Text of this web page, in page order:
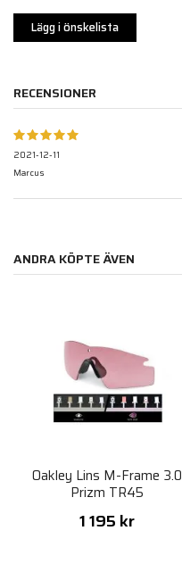
Lägg i önskelista
RECENSIONER
2021-12-11
Marcus
ANDRA KÖPTE ÄVEN
Oakley Lins M-Frame 3.0
Prizm TR45
1 195 kr